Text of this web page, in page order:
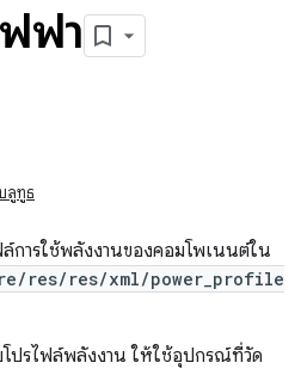
ฟ้า
ลูทูธ
การใช้พลังงานของคอมโพเนนต์ใน
res/res/xml/power_profile
ปรไฟล์พลังงาน ให้ใช้อุปกรณ์ที่วัด